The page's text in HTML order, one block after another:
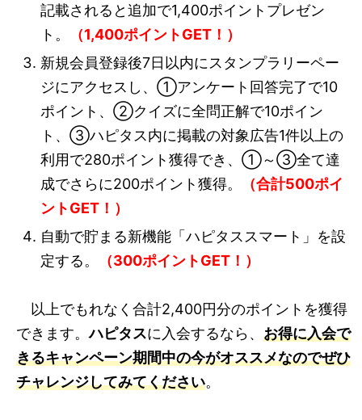
記載されると追加で1,400ポイントプレゼン
ト。
（1,400ポイントGET！）
新規会員登録後7日以内にスタンプラリーペー
ジにアクセスし、①アンケート回答完了で10
ポイント、②クイズに全問正解で10ポイン
ト、③ハピタス内に掲載の対象広告1件以上の
利用で280ポイント獲得でき、①～③全て達
成でさらに200ポイント獲得。
（合計500ポイ
ントGET！）
自動で貯まる新機能「ハピタススマート」を設
定する。
（300ポイントGET！）
以上でもれなく合計2,400円分のポイントを獲得
できます。ハピタスに入会するなら、 お得に入会で
きるキャンペーン期間中の今がオススメなのでぜひ
チャレンジしてみてください。